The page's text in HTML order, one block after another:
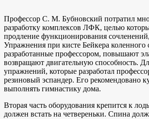
Профессор С. М. Бубновский потратил
разработку комплексов ЛФК, целью
продление функционирования
Упражнения при кисте Бейкера коленного
разработанные профессором, повышают
возвращают двигательную способность.
упражнений, которые разработал
резиновый эспандер. Его рекомендовано
выполнять гимнастику дома.
Вторая часть оборудования крепится к
должен встать на четвереньки. Спина